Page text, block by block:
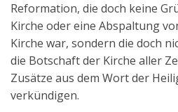
Reformation, die doch keine
Kirche oder eine Abspaltung
Kirche war, sondern die doch
die Botschaft der Kirche aller
Zusätze aus dem Wort der
verkündigen.